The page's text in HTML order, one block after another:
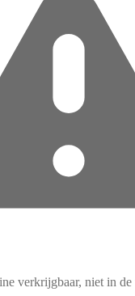
verkrijgbaar, niet in